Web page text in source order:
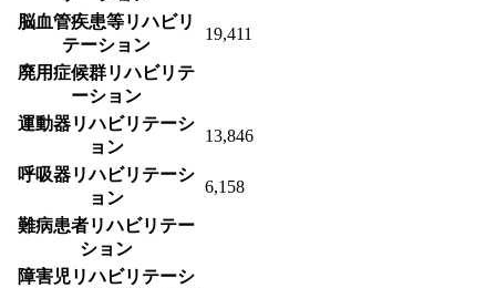
脳血管疾患等リハビリ
テーション
19,411
廃用症候群リハビリテ
ーション
運動器リハビリテーシ
ョン
13,846
呼吸器リハビリテーシ
ョン
6,158
難病患者リハビリテー
ション
障害児リハビリテーシ